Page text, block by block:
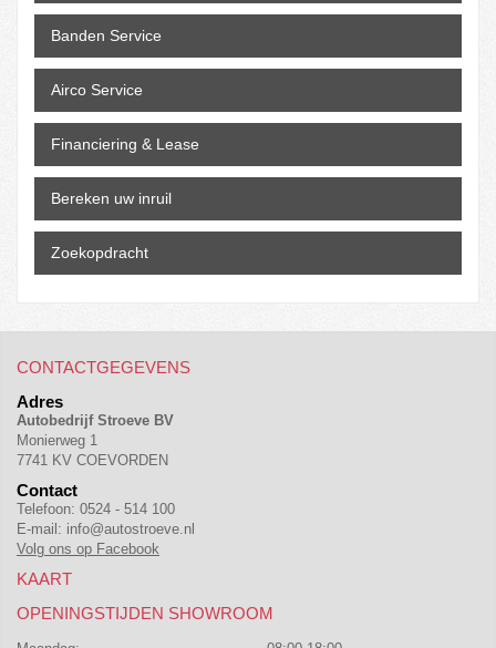
Banden Service
Airco Service
Financiering & Lease
Bereken uw inruil
Zoekopdracht
CONTACTGEGEVENS
Adres
Autobedrijf Stroeve BV
Monierweg 1
7741 KV COEVORDEN
Contact
Telefoon: 0524 - 514 100
E-mail: info@autostroeve.nl
Volg ons op Facebook
KAART
OPENINGSTIJDEN SHOWROOM